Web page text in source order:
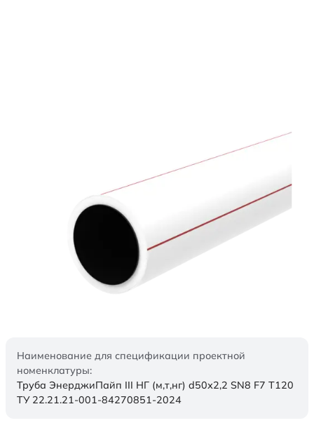
Наименование для спецификации проектной
номенклатуры:
Труба ЭнерджиПайп III НГ (м,т,нг) d50х2,2 SN8 F7 Т120
ТУ 22.21.21-001-84270851-2024